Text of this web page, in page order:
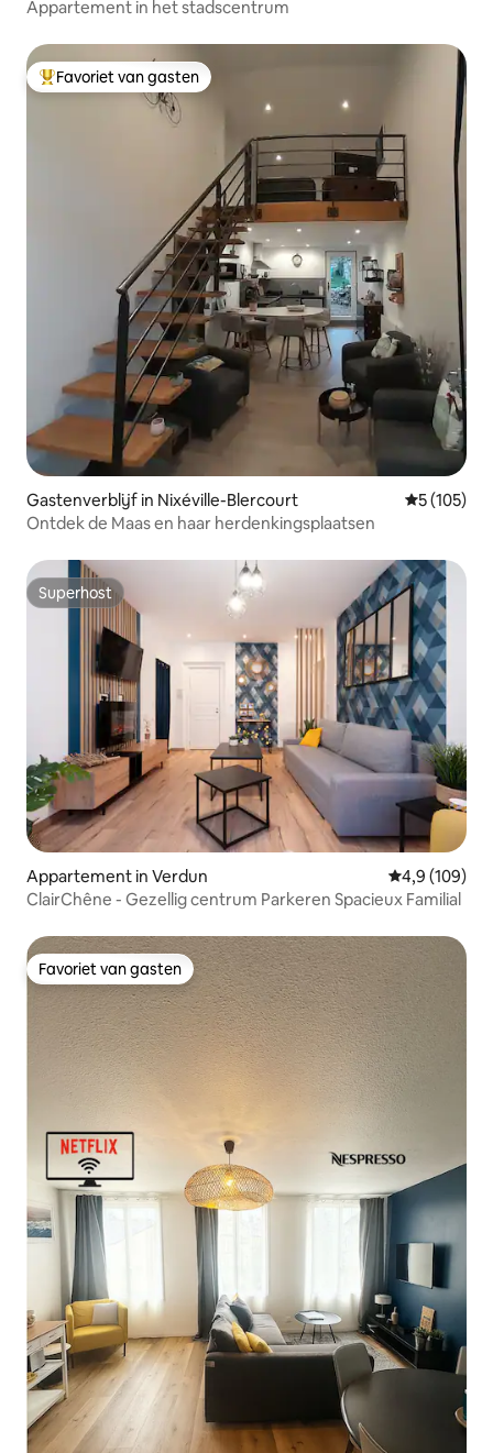
Appartement in het stadscentrum
Topfavoriet van gasten
Favoriet van gasten
Gastenverblijf in Nixéville-Blercourt
5 (105)
Ontdek de Maas en haar herdenkingsplaatsen
Superhost
Superhost
Appartement in Verdun Gemiddelde
4,9 (109)
ClairChêne - Gezellig centrum Parkeren Spacieux Familial
Favoriet van gasten
Favoriet van gasten